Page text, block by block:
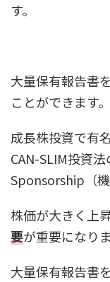
す。
大量保有報告書
ことができます。
成長株投資で有
CAN-SLIM投資
Sponsorship（機
株価が大きく上
要が重要になりま
大量保有報告書